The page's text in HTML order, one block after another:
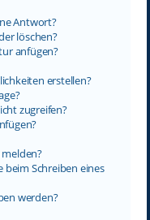
Antwort?
löschen?
anfügen?
erstellen?
zugreifen?
beim Schreiben eines
werden?